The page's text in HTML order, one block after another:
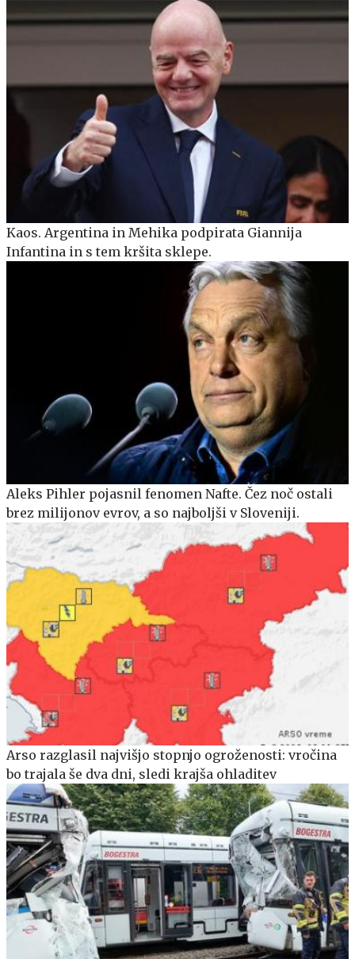
Kaos. Argentina in Mehika podpirata Giannija
Infantina in s tem kršita sklepe.
Aleks Pihler pojasnil fenomen Nafte. Čez noč ostali
brez milijonov evrov, a so najboljši v Sloveniji.
Arso razglasil najvišjo stopnjo ogroženosti: vročina
bo trajala še dva dni, sledi krajša ohladitev